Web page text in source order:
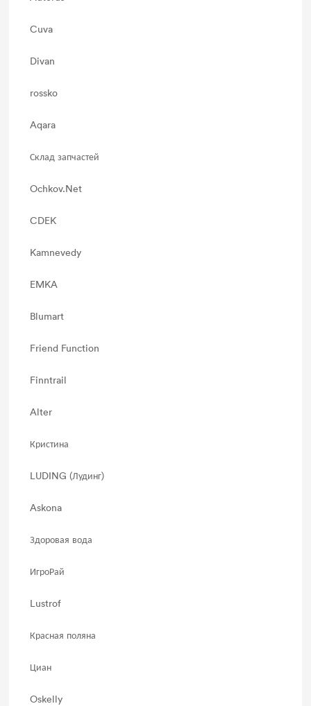
Cuva
Divan
rossko
Aqara
Склад запчастей
Ochkov.Net
CDEK
Kamnevedy
EMKA
Blumart
Friend Function
Finntrail
Alter
Кристина
LUDING (Лудинг)
Askona
Здоровая вода
ИгроРай
Lustrof
Красная поляна
Циан
Oskelly